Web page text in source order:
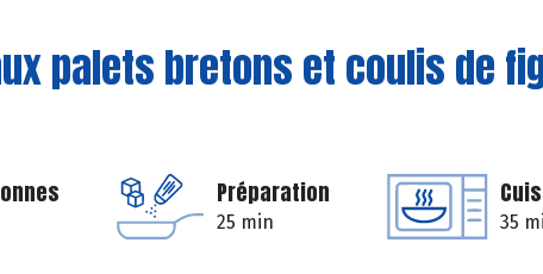
palets bretons et coulis de
Préparation
25 min 35